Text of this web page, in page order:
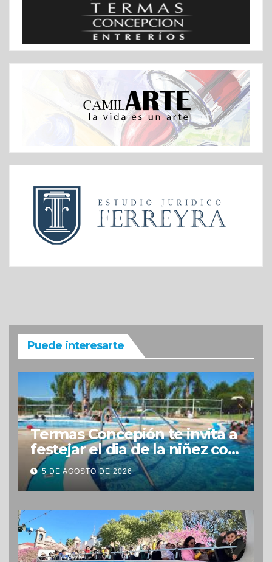
Puede interesarte
Termas Concepión te invita a
festejar el dia de la niñez con
grandes beneficios
5 DE AGOSTO DE 2026